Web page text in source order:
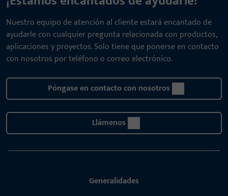
Nuestro equipo de atención al cliente estará encantado de
ayudarle con cualquier pregunta relacionada con productos,
aplicaciones y proyectos. Solo tiene que ponerse en contacto
con nosotros por teléfono o correo electrónico.
Póngase en contacto con nosotros
Llámenos
Generalidades